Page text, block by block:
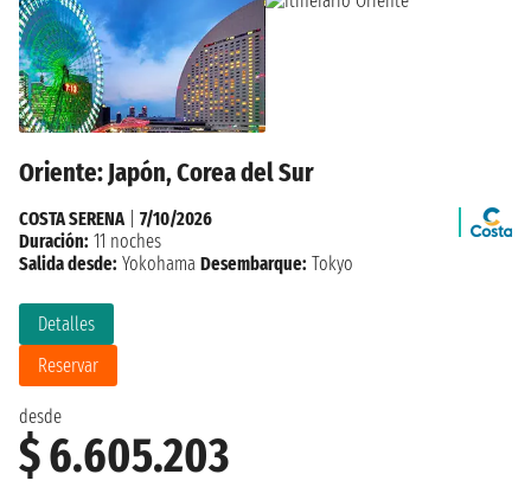
Oriente: Japón, Corea del Sur
desde
$ 6.605.203
Detalles
Reservar
COSTA SERENA| 7/10/2026
Duración: 11 noches
Salida desde: Yokohama Desembarque: Tokyo